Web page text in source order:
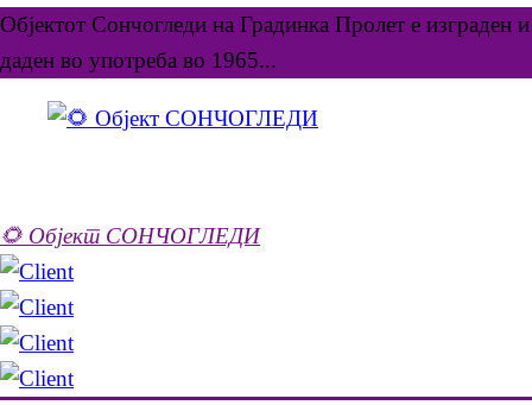
Објектот Сончогледи на Градинка Пролет е изграден и
даден во употреба во 1965...
🌻 Објект СОНЧОГЛЕДИ